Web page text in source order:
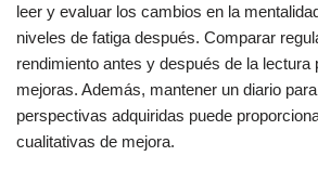
leer y evaluar los cambios en la
niveles de fatiga después. Comparar
rendimiento antes y después de la lectura
mejoras. Además, mantener un diario
perspectivas adquiridas puede
cualitativas de mejora.